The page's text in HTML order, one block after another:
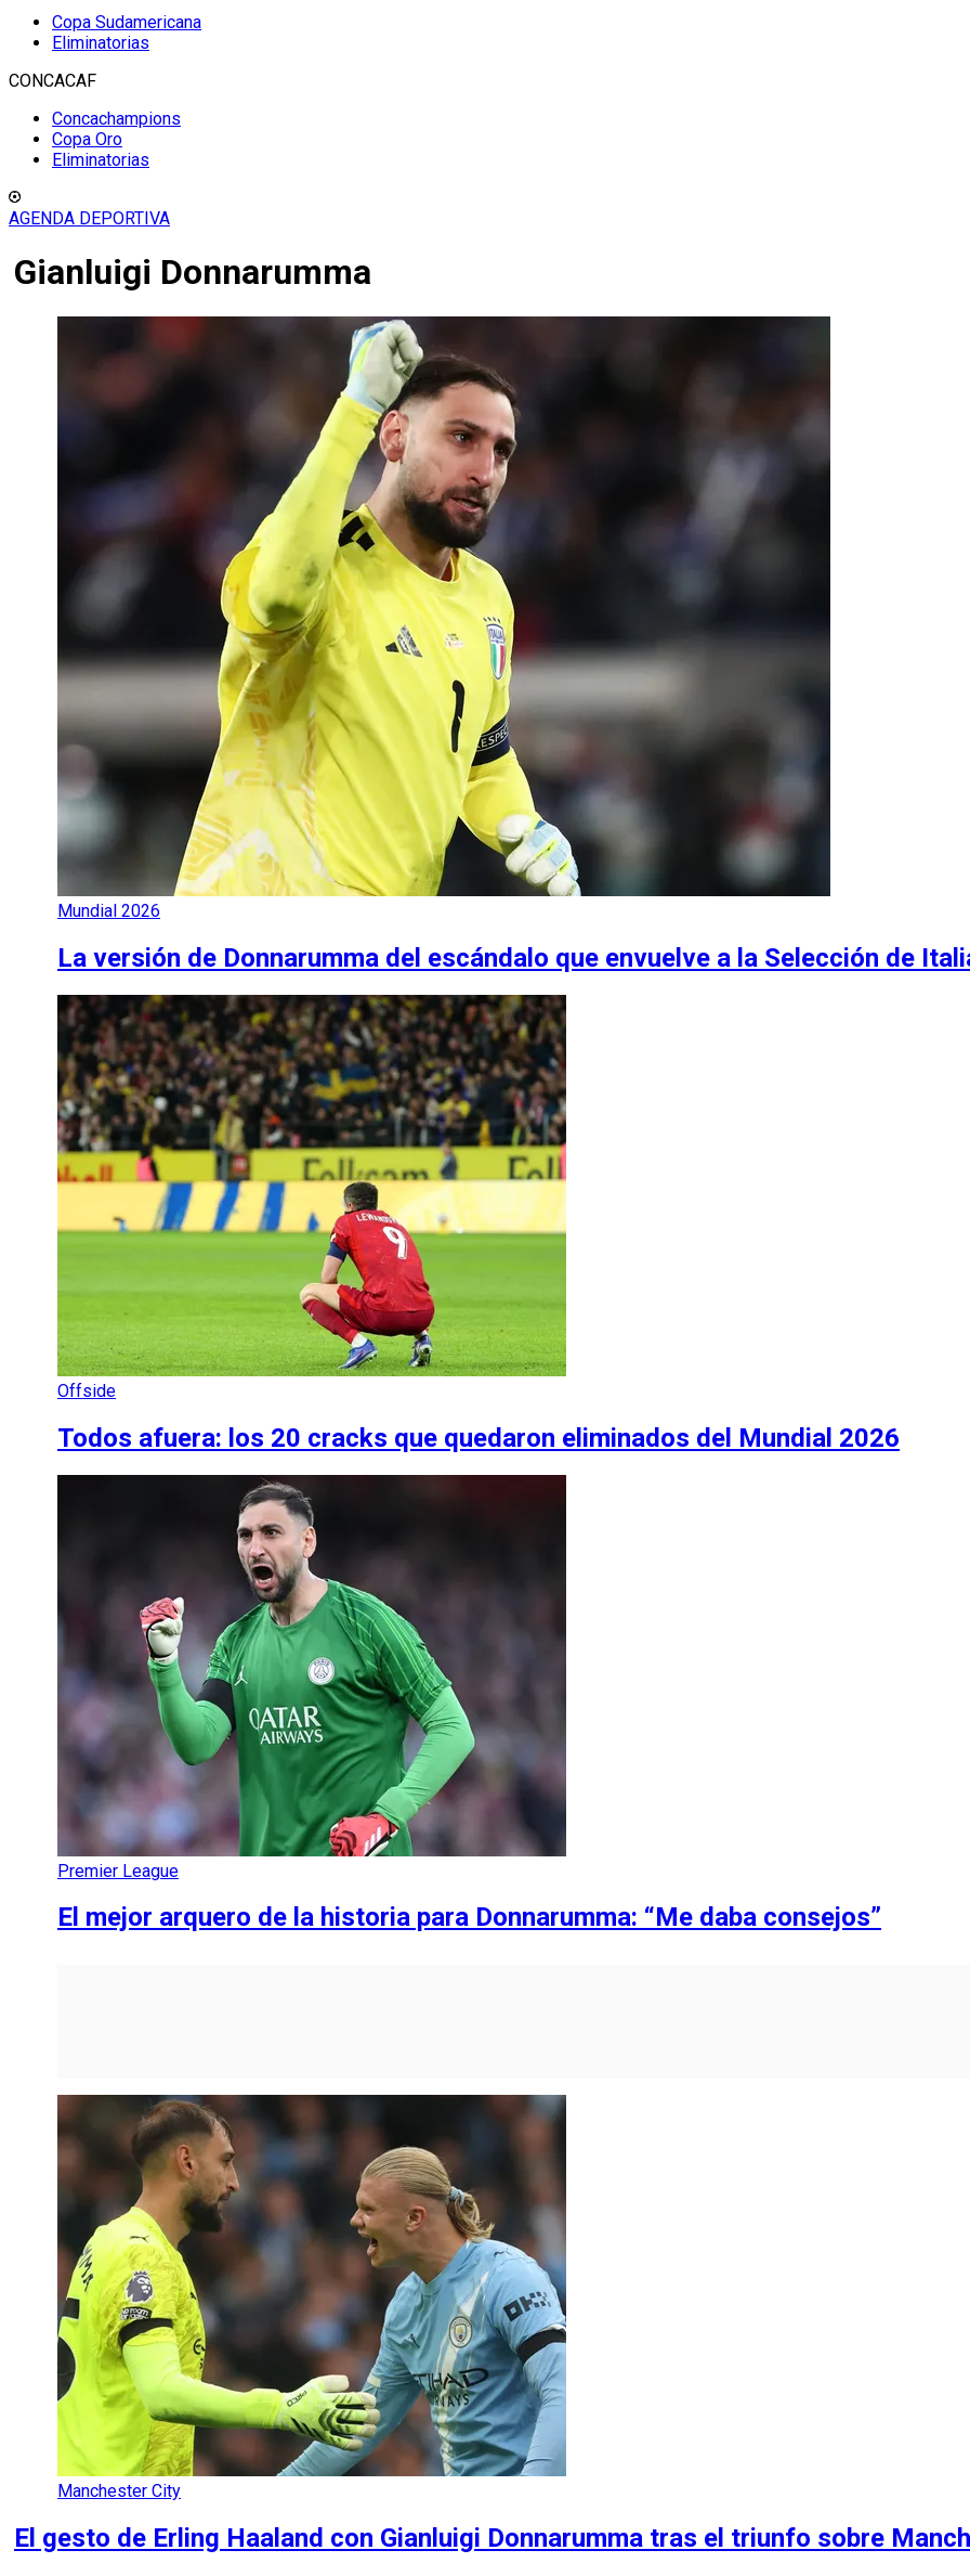
Copa Sudamericana
Eliminatorias
CONCACAF
Concachampions
Copa Oro
Eliminatorias
AGENDA DEPORTIVA
Gianluigi Donnarumma
Mundial 2026
La versión de Donnarumma del escándalo que envuelve a la Selección de
Offside
Todos afuera: los 20 cracks que quedaron eliminados del Mundial 2026
Premier League
El mejor arquero de la historia para Donnarumma: “Me daba consejos”
Manchester City
El gesto de Erling Haaland con Gianluigi Donnarumma tras el triunfo sobre